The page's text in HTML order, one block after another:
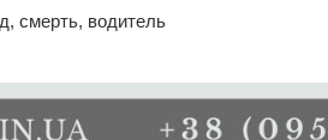
, смерть, водитель